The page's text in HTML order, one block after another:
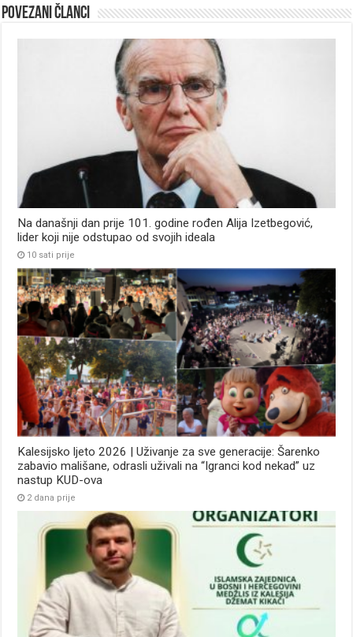
Povezani članci
Na današnji dan prije 101. godine rođen Alija Izetbegović,
lider koji nije odstupao od svojih ideala
10 sati prije
Kalesijsko ljeto 2026 | Uživanje za sve generacije: Šarenko
zabavio mališane, odrasli uživali na “Igranci kod nekad” uz
nastup KUD-ova
2 dana prije